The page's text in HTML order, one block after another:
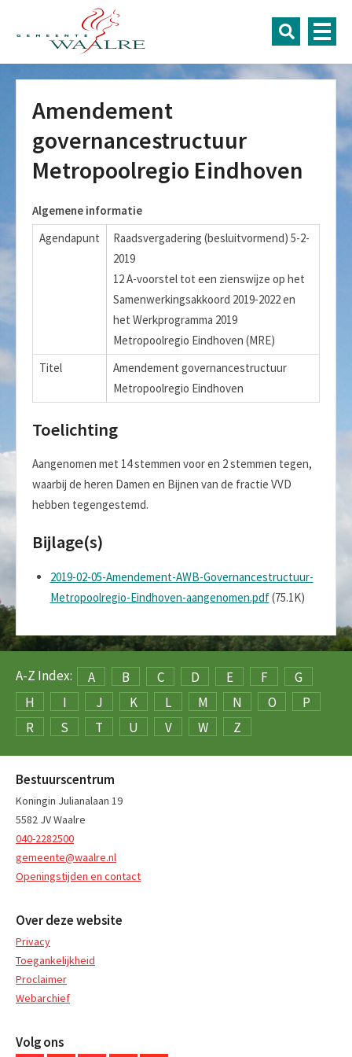
Amendement
governancestructuur
Metropoolregio Eindhoven
Algemene informatie
Agendapunt
Raadsvergadering (besluitvormend) 5-2-
2019
12 A-voorstel tot een zienswijze op het
Samenwerkingsakkoord 2019-2022 en
het Werkprogramma 2019
Metropoolregio Eindhoven (MRE)
Titel
Amendement governancestructuur
Metropoolregio Eindhoven
Toelichting
Aangenomen met 14 stemmen voor en 2 stemmen tegen,
waarbij de heren Damen en Bijnen van de fractie VVD
hebben tegengestemd.
Bijlage(s)
2019-02-05-Amendement-AWB-Governancestructuur-
Metropoolregio-Eindhoven-aangenomen.pdf(75.1K)
A-Z Index: A B C D E F
G
H
I J K L M N O
P
R
S T U V W Z
Bestuurscentrum
Koningin Julianalaan 19
5582 JV Waalre
040-2282500
gemeente@waalre.nl
Openingstijden en contact
Over deze website
Privacy
Toegankelijkheid
Proclaimer
Webarchief
Volg ons